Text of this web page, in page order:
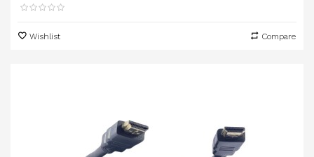
Wishlist Compare